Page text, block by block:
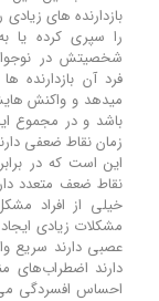
بازدارنده های
را سپری کرده یا
شخصیتش در
فرد آن بازدارنده
میدهد و واکنش
باشد و در مجموع
زمان نقاط ضعفی
این است که در
نقاط ضعف متعدد
خیلی از افراد
مشکلات زیادی
عصبی دارند سریع
دارند اضطراب‌های
احساس افسردگی می